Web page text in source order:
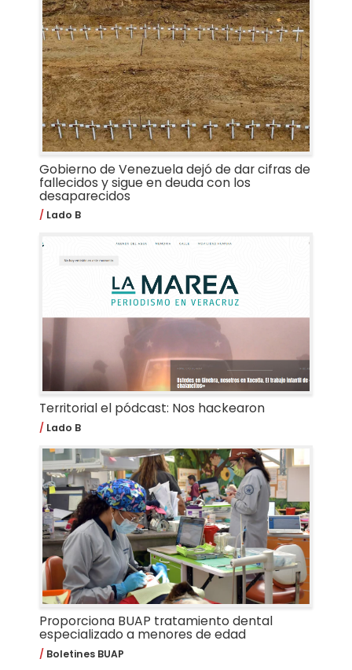
Gobierno de Venezuela dejó de dar cifras de
fallecidos y sigue en deuda con los
desaparecidos
Lado B
Territorial el pódcast: Nos hackearon
Lado B
Proporciona BUAP tratamiento dental
especializado a menores de edad
Boletines BUAP